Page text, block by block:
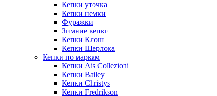
Кепки уточка
Кепки немки
Фуражки
Зимние кепки
Кепки Клош
Кепки Шерлока
Кепки по маркам
Кепки Ais Collezioni
Кепки Bailey
Кепки Christys
Кепки Fredrikson